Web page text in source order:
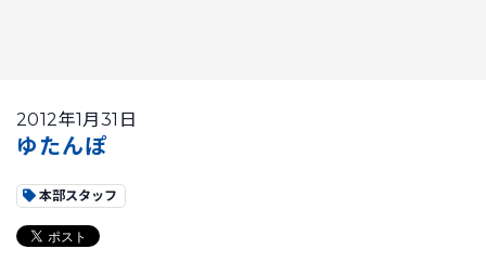
2012年1月31日
ゆたんぽ
本部スタッフ